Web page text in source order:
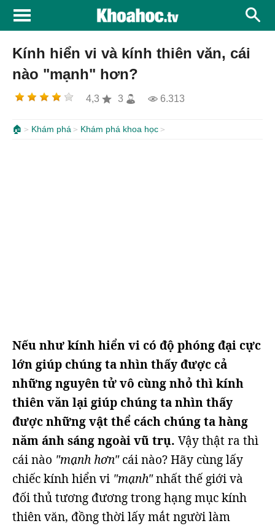
Kính hiển vi và kính thiên văn, cái
nào "mạnh" hơn?
4,3 3 6.313
🏠 Khám phá Khám phá khoa học
Nếu như kính hiển vi có độ phóng đại cực
lớn giúp chúng ta nhìn thấy được cả
những nguyên tử vô cùng nhỏ thì kính
thiên văn lại giúp chúng ta nhìn thấy
được những vật thể cách chúng ta hàng
năm ánh sáng ngoài vũ trụ. Vậy thật ra thì
cái nào "mạnh hơn"cái nào? Hãy cùng lấy
chiếc kính hiển vi "mạnh"nhất thế giới và
đối thủ tương đương trong hạng mục kính
thiên văn, đồng thời lấy mắt người làm